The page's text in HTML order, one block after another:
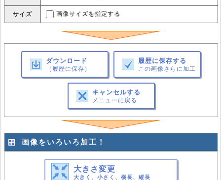
サイズ 画像サイズを指定する
ダウンロード
（履歴に保存）
履歴に保存する
この画像さらに加工
キャンセルする
メニューに戻る
画像をいろいろ加工！
大きさ変更
大きく、小さく、横長、縦長